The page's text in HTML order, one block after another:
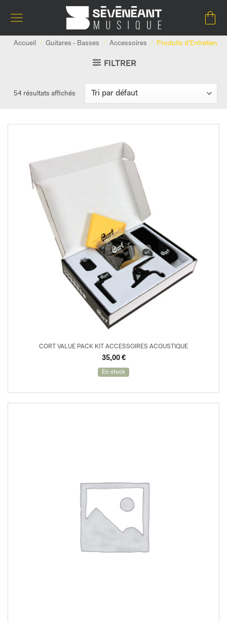
Accueil / Guitares - Basses / Accessoires / Produits d'Entretien
FILTRER
54 résultats affichés
CORT VALUE PACK KIT ACCESSOIRES ACOUSTIQUE
35,00 €
En stock